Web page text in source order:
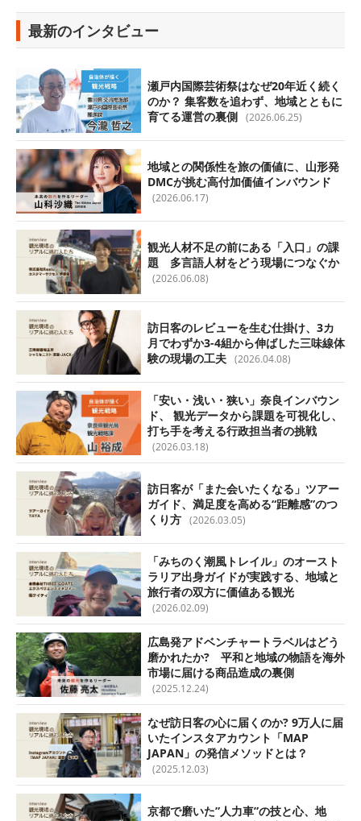
最新のインタビュー
瀬戸内国際芸術祭はなぜ20年近く続く
のか？ 集客数を追わず、地域とともに
育てる運営の裏側 (2026.06.25)
地域との関係性を旅の価値に、山形発
DMCが挑む高付加価値インバウンド
(2026.06.17)
観光人材不足の前にある「入口」の課
題 多言語人材をどう現場につなぐか
(2026.06.08)
訪日客のレビューを生む仕掛け、3カ
月でわずか3-4組から伸ばした三味線体
験の現場の工夫 (2026.04.08)
「安い・浅い・狭い」奈良インバウン
ド、 観光データから課題を可視化し、
打ち手を考える行政担当者の挑戦
(2026.03.18)
訪日客が「また会いたくなる」ツアー
ガイド、満足度を高める“距離感”のつ
くり方 (2026.03.05)
「みちのく潮風トレイル」のオースト
ラリア出身ガイドが実践する、地域と
旅行者の双方に価値ある観光
(2026.02.09)
広島発アドベンチャートラベルはどう
磨かれたか? 平和と地域の物語を海外
市場に届ける商品造成の裏側
(2025.12.24)
なぜ訪日客の心に届くのか? 9万人に届
いたインスタアカウント「MAP
JAPAN」の発信メソッドとは？
(2025.12.03)
京都で磨いた”人力車”の技と心、地